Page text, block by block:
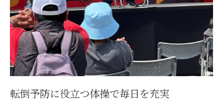
転倒予防に役立つ体操で毎日を充実